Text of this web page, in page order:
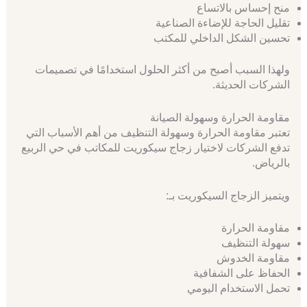
منح إحساس بالاتساع
تقليل الحاجة للإضاءة الصناعية
تحسين الشكل الداخلي للمكتب
ولهذا السبب أصبح من أكثر الحلول استخدامًا في تصميمات
الشركات الحديثة.
مقاومة الحرارة وسهولة الصيانة
تعتبر مقاومة الحرارة وسهولة التنظيف من أهم الأسباب التي
تدفع الشركات لاختيار زجاج سيكوريت للمكاتب في حي الربيع
بالرياض.
ويتميز الزجاج السيكوريت بـ:
مقاومة الحرارة
سهولة التنظيف
مقاومة الخدوش
الحفاظ على الشفافية
تحمل الاستخدام اليومي